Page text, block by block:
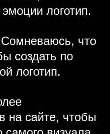
логотип.
что
создать по
логотип.
на сайте, чтобы